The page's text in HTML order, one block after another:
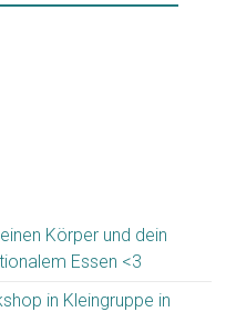
Körper und dein
Essen <3
in Kleingruppe in